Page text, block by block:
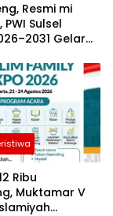
Resmi mi
PWI Sulsel
Gelar
Ribu
Muktamar V